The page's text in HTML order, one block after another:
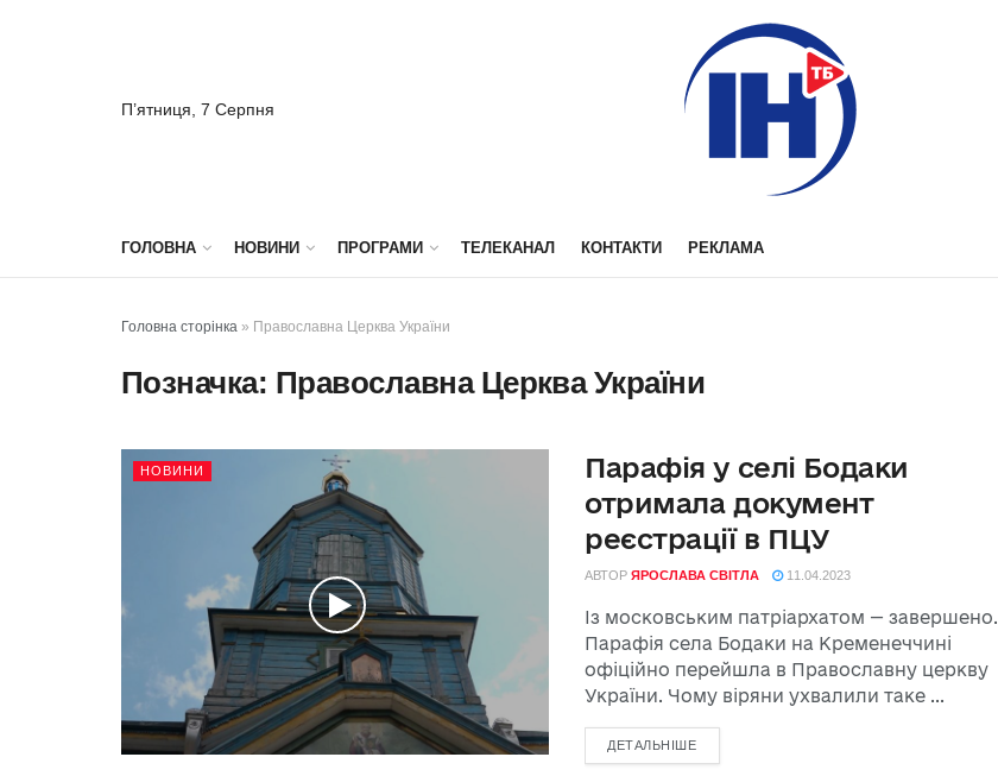
П’ятниця, 7 Серпня
ГОЛОВНА НОВИНИ ПРОГРАМИ ТЕЛЕКАНАЛ КОНТАКТИ РЕКЛАМА
Головна сторінка » Православна Церква України
Позначка: Православна Церква України
НОВИНИ
Парафія у селі Бодаки
отримала документ
реєстрації в ПЦУ
АВТОР ЯРОСЛАВА СВІТЛА 11.04.2023
Із московським патріархатом — завершено.
Парафія села Бодаки на Кременеччині
офіційно перейшла в Православну церкву
України. Чому віряни ухвалили таке ...
ДЕТАЛЬНІШЕ